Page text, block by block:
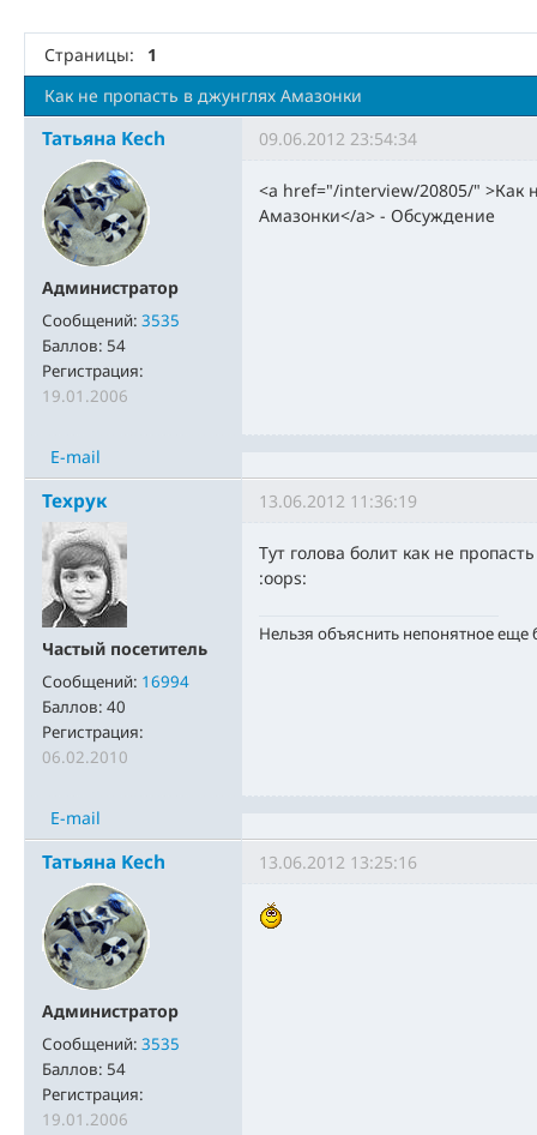
Страницы:
1
Как не пропасть в джунглях Амазонки
Татьяна Kech
Администратор
Сообщений: 3535
Баллов: 54
Регистрация:
19.01.2006
09.06.2012 23:54:34
<a href="/interview/20805/" >Как
Амазонки</a> - Обсуждение
E-mail
Техрук
Частый посетитель
Сообщений: 16994
Баллов: 40
Регистрация:
06.02.2010
13.06.2012 11:36:19
Тут голова болит как не
:oops:
Нельзя объяснить непонятное
E-mail
Татьяна Kech
Администратор
Сообщений: 3535
Баллов: 54
Регистрация:
19.01.2006
13.06.2012 13:25:16